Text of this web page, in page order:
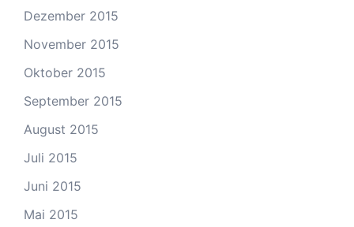
Dezember 2015
November 2015
Oktober 2015
September 2015
August 2015
Juli 2015
Juni 2015
Mai 2015